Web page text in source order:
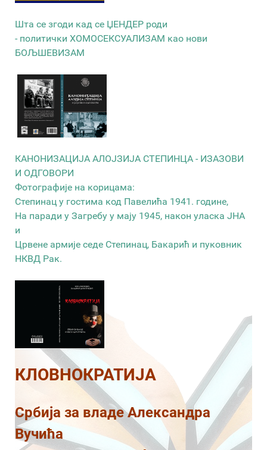
Шта се згоди кад се ЏЕНДЕР роди
- политички ХОМОСЕКСУАЛИЗАМ као нови
БОЉШЕВИЗАМ
КАНОНИЗАЦИЈА АЛОЈЗИЈА СТЕПИНЦА - ИЗАЗОВИ
И ОДГОВОРИ
Фотографије на корицама:
Степинац у гостима код Павелића 1941. године,
На паради у Загребу у мају 1945, након уласка ЈНА
и
Црвене армије седе Степинац, Бакарић и пуковник
НКВД Рак.
КЛОВНОКРАТИЈА
Србија за владе Александра
Вучића